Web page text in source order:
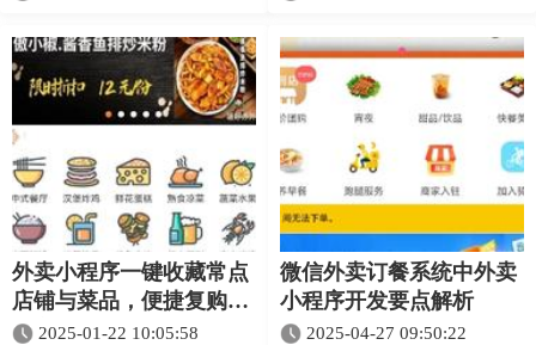
外卖小程序一键收藏常点
店铺与菜品，便捷复购超
省心2025-01-22 10:05:58
微信外卖订餐系统中外卖
小程序开发要点解析​
2025-04-27 09:50:22